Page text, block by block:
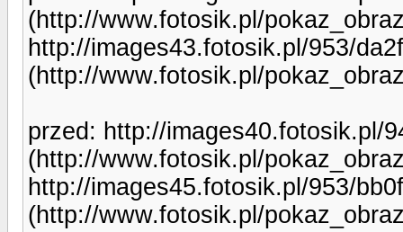
(http://www.fotosik.pl/
http://images43.fotosik.pl/953/
(http://www.fotosik.pl/
przed: http://images40.fotosik.pl/
(http://www.fotosik.pl/
http://images45.fotosik.pl/953/
(http://www.fotosik.pl/